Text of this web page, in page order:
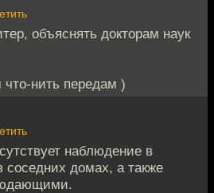
объяснять докторам наук
нить передам )
наблюдение в
соседних домах, а также